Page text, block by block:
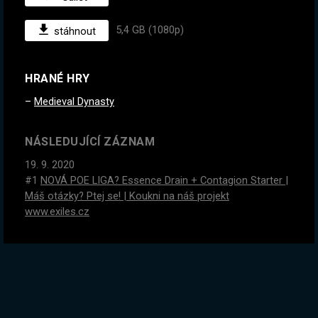
stáhnout 5,4 GB (1080p)
HRANÉ HRY
Medieval Dynasty
NÁSLEDUJÍCÍ ZÁZNAM
19. 9. 2020
#1 NOVÁ POE LIGA? Essence Drain + Contagion Starter |
Máš otázky? Ptej se! | Koukni na náš projekt
www.exiles.cz